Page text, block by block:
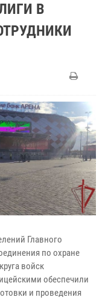
В
Главного
по охране
войск
обеспечили
и проведения